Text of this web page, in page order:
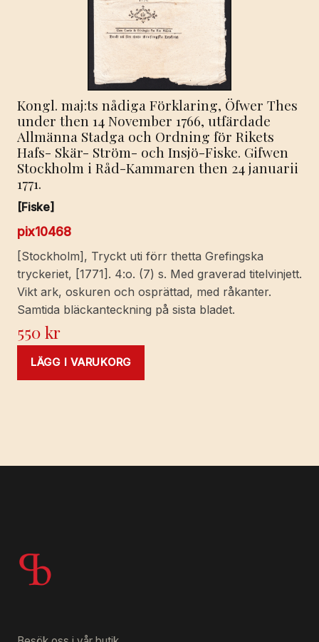
Kongl. maj:ts nådiga Förklaring, Öfwer Thes
under then 14 November 1766, utfärdade
Allmänna Stadga och Ordning för Rikets
Hafs- Skär- Ström- och Insjö-Fiske. Gifwen
Stockholm i Råd-Kammaren then 24 januarii
1771.
[Fiske]
pix10468
[Stockholm], Tryckt uti förr thetta Grefingska
tryckeriet, [1771]. 4:o. (7) s. Med graverad titelvinjett.
Vikt ark, oskuren och osprättad, med råkanter.
Samtida bläckanteckning på sista bladet.
550kr
LÄGG I VARUKORG